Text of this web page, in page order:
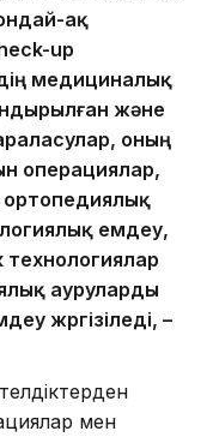
ақ
up
медициналық
және
оның
операциялар,
ортопедиялық
емдеу,
технологиялар
ауруларды
жүргізіледі, –
мен